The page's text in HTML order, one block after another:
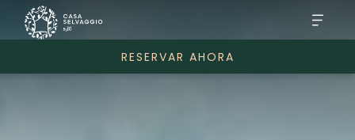
RESERVAR AHORA